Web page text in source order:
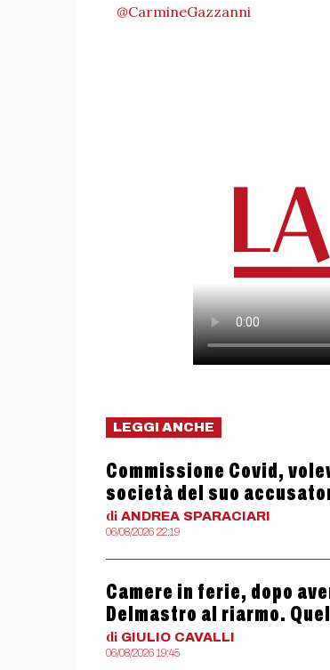
@CarmineGazzanni
LEGGI ANCHE
Commissione Covid,
società del suo
di ANDREA SPARACIARI
06/08/2026 22:19
Camere in ferie, dopo
Delmastro al riarmo.
di GIULIO CAVALLI
06/08/2026 19:45